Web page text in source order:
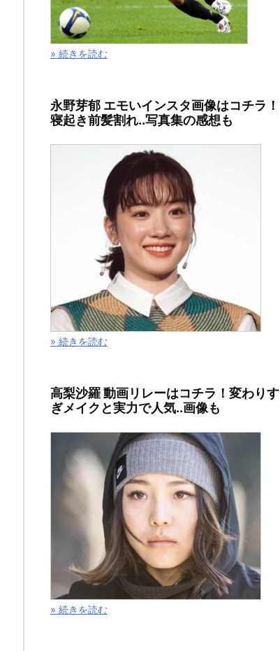
ス
ポ
ン
リ
こ
の
記
事
『僕
の
ー
ロ
ー
» 続きを読む
永野芽郁 エモいインスタ画像はコチラ！
寝起き前髪割れ..写真集の感想も
» 続きを読む
高梨沙羅 動画リレーはコチラ！変わりす
ぎメイクと実力で人気..画像も
» 続きを読む